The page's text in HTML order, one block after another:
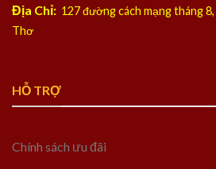
Địa Chỉ: 127 đường cách mạng tháng
Thơ
HỖ TRỢ
Chính sách ưu đãi